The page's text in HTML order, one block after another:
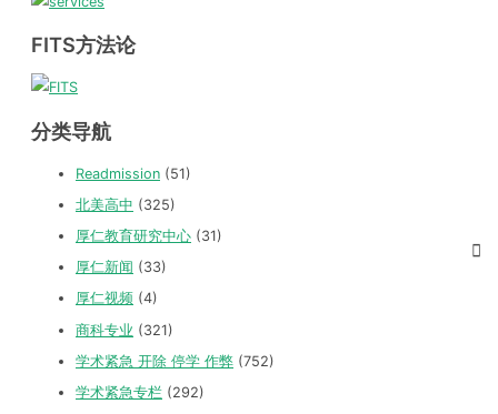
FITS方法论
分类导航
Readmission (51)
北美高中 (325)
厚仁教育研究中心 (31)
厚仁新闻 (33)
厚仁视频 (4)
商科专业 (321)
学术紧急 开除 停学 作弊 (752)
学术紧急专栏 (292)